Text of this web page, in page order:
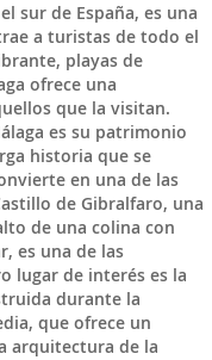
sur de España, es una
a turistas de todo el
playas de
ofrece una
que la visitan.
es su patrimonio
historia que se
en una de las
de Gibralfaro, una
de una colina con
es una de las
lugar de interés es la
durante la
que ofrece un
arquitectura de la